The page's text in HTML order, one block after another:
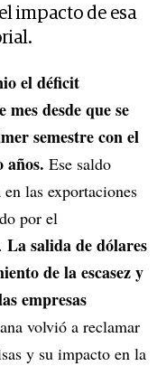
impacto de esa
el déficit
desde que se
semestre con el
años. Ese saldo
las exportaciones
por el
La salida de dólares
de la escasez y
empresas
volvió a reclamar
y su impacto en la